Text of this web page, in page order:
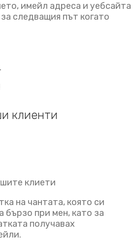
имейл адреса и уебсайта
следващия път когато
клиенти
на чантата, която си
бързо при мен, като за
получавах